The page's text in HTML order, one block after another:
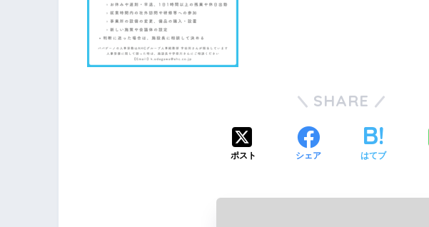
SHARE
ポスト シェア はてブ